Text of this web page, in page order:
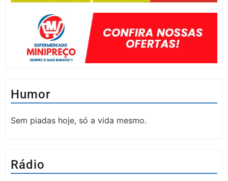
Humor
Sem piadas hoje, só a vida mesmo.
Rádio